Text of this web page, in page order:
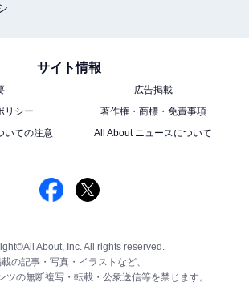
サイト情報
広告掲載
リシー
著作権・商標・免責事項
いての注意
All About ニュースについて
About, Inc. All rights reserved.
の記事・写真・イラストなど、
ツの無断複写・転載・公衆送信等を禁じます。